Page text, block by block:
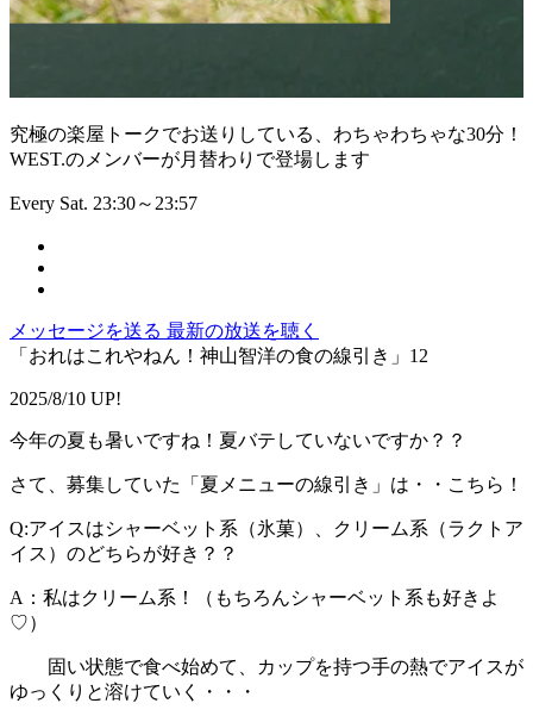
究極の楽屋トークでお送りしている、わちゃわちゃな30分！
WEST.のメンバーが月替わりで登場します
Every Sat. 23:30～23:57
メッセージを送る 最新の放送を聴く
「おれはこれやねん！神山智洋の食の線引き」12
2025/8/10 UP!
今年の夏も暑いですね！夏バテしていないですか？？
さて、募集していた「夏メニューの線引き」は・・こちら！
Q:アイスはシャーベット系（氷菓）、クリーム系（ラクトア
イス）のどちらが好き？？
A：私はクリーム系！（もちろんシャーベット系も好きよ
♡）
固い状態で食べ始めて、カップを持つ手の熱でアイスが
ゆっくりと溶けていく・・・